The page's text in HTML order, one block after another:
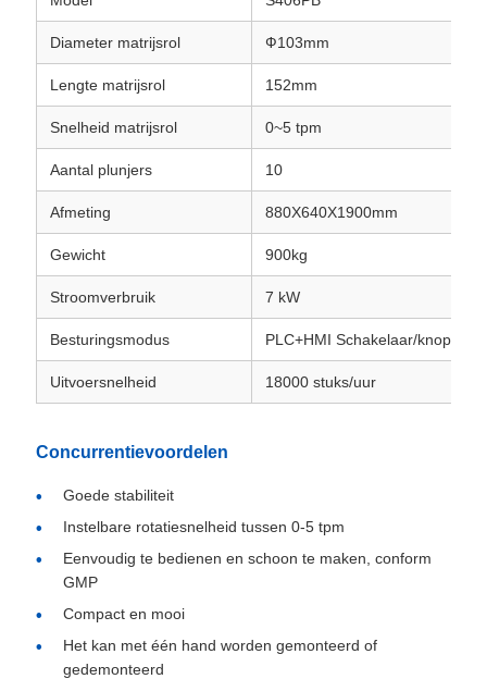
Diameter matrijsrol Ф103mm
Lengte matrijsrol 152mm
Snelheid matrijsrol 0~5 tpm
Aantal plunjers 10
Afmeting 880X640X1900mm
Gewicht 900kg
Stroomverbruik 7 kW
Besturingsmodus PLC+HMI Schakelaar/knoppen
Uitvoersnelheid 18000 stuks/uur
Concurrentievoordelen
Goede stabiliteit
Instelbare rotatiesnelheid tussen 0-5 tpm
Eenvoudig te bedienen en schoon te maken, conform
GMP
Compact en mooi
Het kan met één hand worden gemonteerd of
gedemonteerd